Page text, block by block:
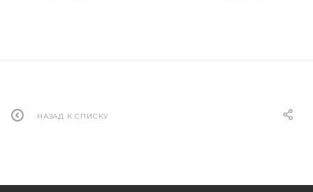
НАЗАД К СПИСКУ